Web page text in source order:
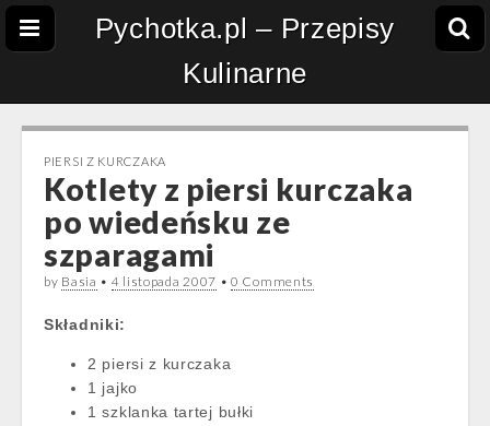
Pychotka.pl – Przepisy
Kulinarne
PIERSI Z KURCZAKA
Kotlety z piersi kurczaka
po wiedeńsku ze
szparagami
by Basia • 4 listopada 2007 •0 Comments
Składniki:
2 piersi z kurczaka
1 jajko
1 szklanka tartej bułki